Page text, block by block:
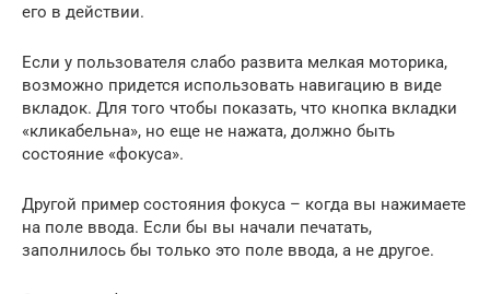
его в действии.
Если у пользователя слабо развита мелкая моторика,
возможно придется использовать навигацию в виде
вкладок. Для того чтобы показать, что кнопка вкладки
«кликабельна», но еще не нажата, должно быть
состояние «фокуса».
Другой пример состояния фокуса – когда вы нажимаете
на поле ввода. Если бы вы начали печатать,
заполнилось бы только это поле ввода, а не другое.